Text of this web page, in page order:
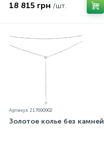
18 815 грн /шт.
Артикул: 217690902
Золотое колье без камней